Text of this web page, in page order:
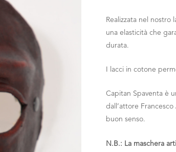
Realizzata nel nostro
una elasticità che
durata.
I lacci in cotone
Capitan Spaventa è
dall’attore
buon senso.
N.B.: La maschera